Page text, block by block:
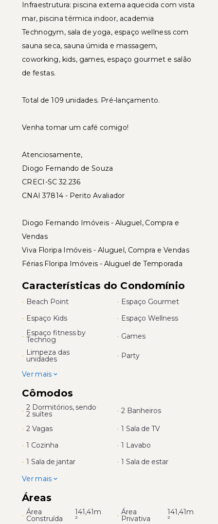
Infraestrutura: piscina externa aquecida com vista
mar, piscina térmica indoor, academia
Technogym, sala de yoga, espaço wellness com
sauna seca, sauna úmida e massagem,
coworking, kids, games, espaço gourmet e salão
de festas.
Total de 109 unidades. Pré-lançamento.
Venha tomar um café comigo!
Atenciosamente,
Diogo Fernando de Souza
CRECI-SC 32.236
CNAI 37814 - Perito Avaliador
Diogo Fernando Imóveis - Aluguel, Compra e
Vendas
Viva Floripa Imóveis - Aluguel, Compra e Vendas
Férias Floripa Imóveis - Aluguel de Temporada
Características do Condomínio
• Beach Point • Espaço Gourmet
• Espaço Kids • Espaço Wellness
• Espaço fitness by
Technog • Games
• Limpeza das
unidades • Party
Ver mais
Cômodos
• 2 Dormitórios, sendo
2 suítes • 2 Banheiros
• 2 Vagas • 1 Sala de TV
• 1 Cozinha • 1 Lavabo
• 1 Sala de jantar • 1 Sala de estar
Ver mais
Áreas
• Área
Construída
141,41m
² • Área
Privativa
141,41m
²